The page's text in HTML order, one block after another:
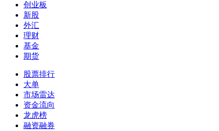
创业板
新股
外汇
理财
基金
期货
股票排行
大单
市场雷达
资金流向
龙虎榜
融资融券